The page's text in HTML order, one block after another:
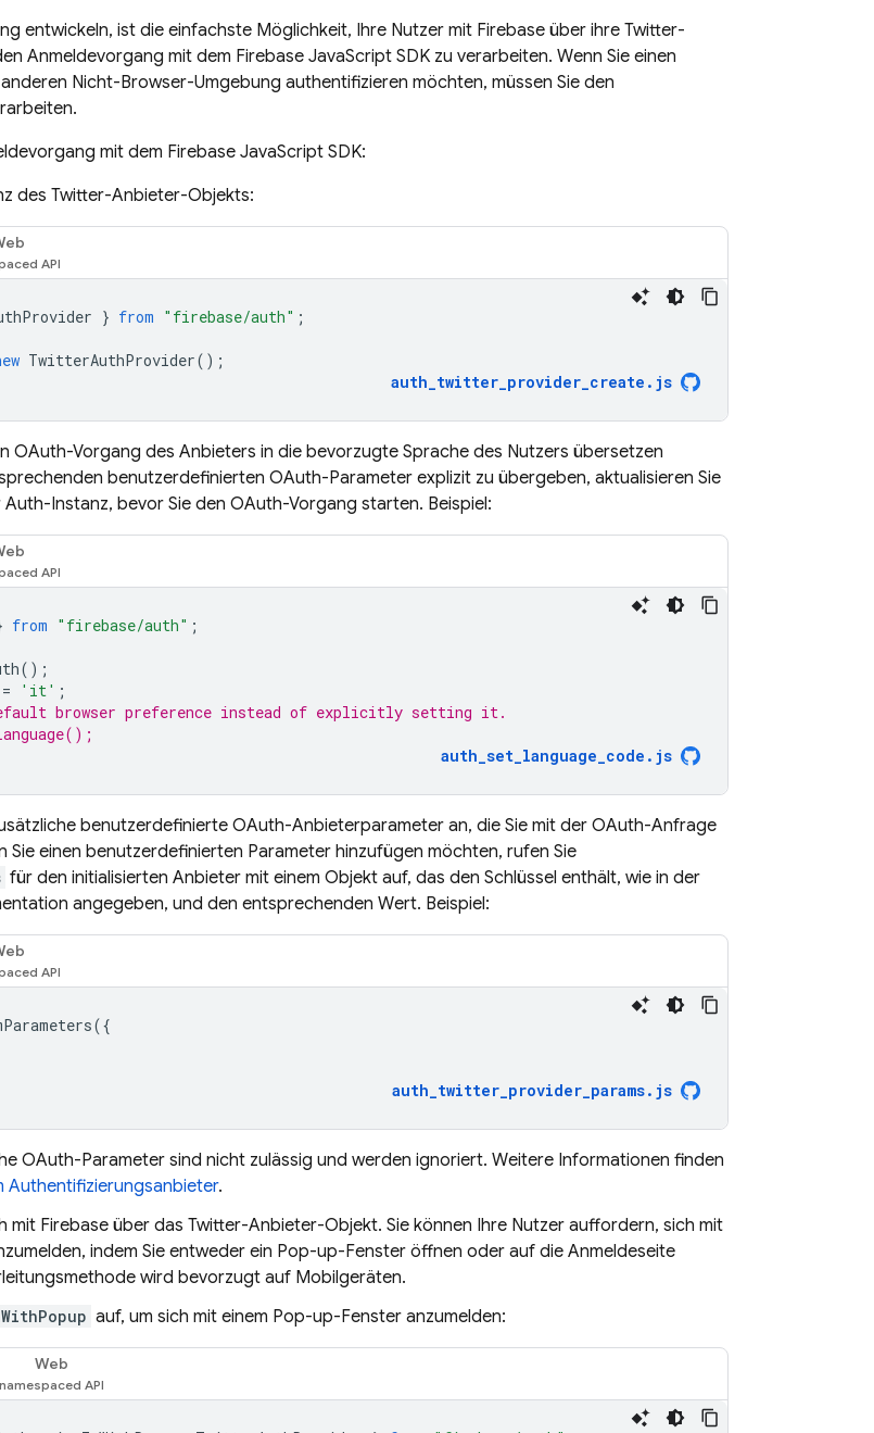
entwickeln, ist die einfachste Möglichkeit, Ihre Nutzer mit Firebase über ihre Twitter-
Anmeldevorgang mit dem Firebase JavaScript SDK zu verarbeiten. Wenn Sie einen
anderen Nicht-Browser-Umgebung authentifizieren möchten, müssen Sie den
mit dem Firebase JavaScript SDK:
des Twitter-Anbieter-Objekts:
} from "firebase/auth" ;
TwitterAuthProvider();
auth_twitter_provider_create . js
OAuth-Vorgang des Anbieters in die bevorzugte Sprache des Nutzers übersetzen
benutzerdefinierten OAuth-Parameter explizit zu übergeben, aktualisieren Sie
Auth-Instanz, bevor Sie den OAuth-Vorgang starten. Beispiel:
from "firebase/auth" ;
();
= 'it' ;
browser preference instead of explicitly setting it.
auth_set_language_code.js
benutzerdefinierte OAuth-Anbieterparameter an, die Sie mit der OAuth-Anfrage
Sie einen benutzerdefinierten Parameter hinzufügen möchten, rufen Sie
für den initialisierten Anbieter mit einem Objekt auf, das den Schlüssel enthält, wie in der
angegeben, und den entsprechenden Wert. Beispiel:
({
auth_twitter_provider_params. js
OAuth-Parameter sind nicht zulässig und werden ignoriert. Weitere Informationen finden
Authentifizierungsanbieter.
mit Firebase über das Twitter-Anbieter-Objekt. Sie können Ihre Nutzer auffordern, sich mit
indem Sie entweder ein Pop-up-Fenster öffnen oder auf die Anmeldeseite
wird bevorzugt auf Mobilgeräten.
auf, um sich mit einem Pop-up-Fenster anzumelden:
Web